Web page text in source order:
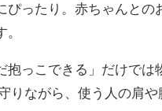
ぴったり。赤ちゃんと
っこできる」だけでは
りながら、使う人の肩